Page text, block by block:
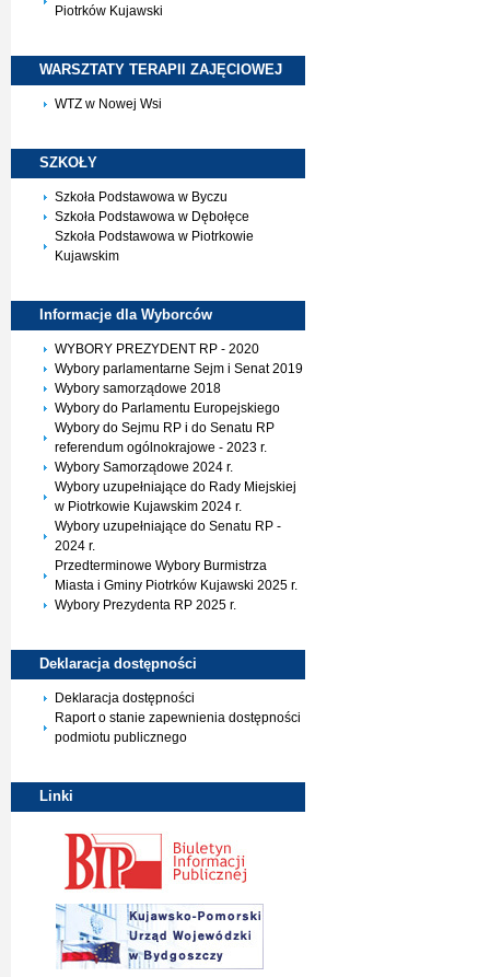
Piotrków Kujawski
WARSZTATY TERAPII ZAJĘCIOWEJ
WTZ w Nowej Wsi
SZKOŁY
Szkoła Podstawowa w Byczu
Szkoła Podstawowa w Dębołęce
Szkoła Podstawowa w Piotrkowie
Kujawskim
Informacje dla Wyborców
WYBORY PREZYDENT RP - 2020
Wybory parlamentarne Sejm i Senat 2019
Wybory samorządowe 2018
Wybory do Parlamentu Europejskiego
Wybory do Sejmu RP i do Senatu RP
referendum ogólnokrajowe - 2023 r.
Wybory Samorządowe 2024 r.
Wybory uzupełniające do Rady Miejskiej
w Piotrkowie Kujawskim 2024 r.
Wybory uzupełniające do Senatu RP -
2024 r.
Przedterminowe Wybory Burmistrza
Miasta i Gminy Piotrków Kujawski 2025 r.
Wybory Prezydenta RP 2025 r.
Deklaracja dostępności
Deklaracja dostępności
Raport o stanie zapewnienia dostępności
podmiotu publicznego
Linki